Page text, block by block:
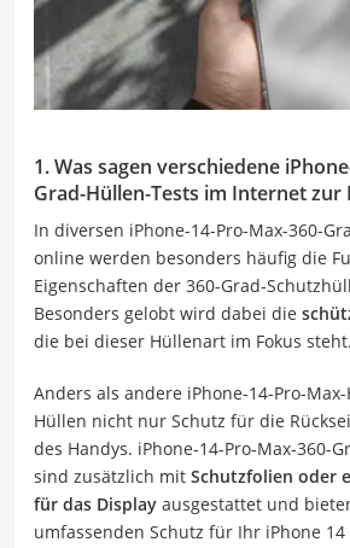
1. Was sagen verschiedene
Grad-Hüllen-Tests im Internet zur
In diversen iPhone-14-Pro-Max-360-
online werden besonders häufig die
Eigenschaften der 360-Grad-
Besonders gelobt wird dabei die
die bei dieser Hüllenart im Fokus steht.
Anders als andere iPhone-14-Pro-
Hüllen nicht nur Schutz für die
des Handys. iPhone-14-Pro-Max-360-
sind zusätzlich mit Schutzfolien oder
für das Display ausgestattet und
umfassenden Schutz für Ihr iPhone 14